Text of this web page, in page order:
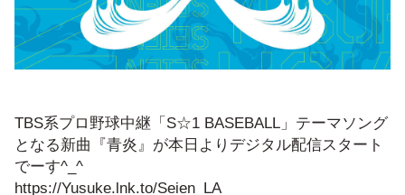
TBS系プロ野球中継「S☆1 BASEBALL」テーマソング
となる新曲『青炎』が本日よりデジタル配信スタート
でーす^_^
https://Yusuke.lnk.to/Seien_LA